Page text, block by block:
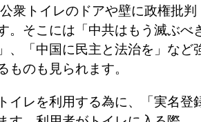
衆トイレのドアや壁に政権批判
そこには「中共はもう滅ぶべ
、「中国に民主と法治を」など
のも見られます。
イレを利用する為に、「実名登